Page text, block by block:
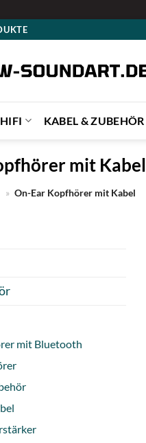
HIFI KABEL & ZUBEHÖR
mit Kabel
» On-Ear Kopfhörer mit Kabel
mit Bluetooth